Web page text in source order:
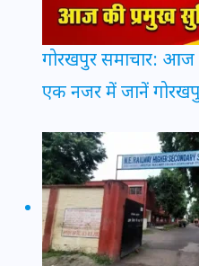
गोरखपुर समाचार: आज
एक नजर में जानें